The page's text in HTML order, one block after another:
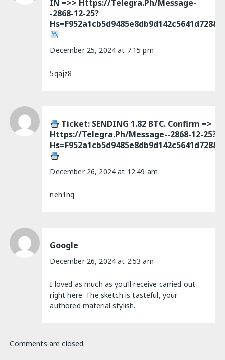
IN =>> Https://telegra.ph/Message-
-2868-12-25?
Hs=f952a1cb5d9485e8db9d142c5641d728&
December 25, 2024 at 7:15 pm
5qajz8
Ticket: SENDING 1.82 BTC. Confirm =>
Https://telegra.ph/Message--2868-12-25?
Hs=f952a1cb5d9485e8db9d142c5641d728&
December 26, 2024 at 12:49 am
neh1nq
Google
December 26, 2024 at 2:53 am
I loved as much as you’ll receive carried out
right here. The sketch is tasteful, your
authored material stylish.
Comments are closed.